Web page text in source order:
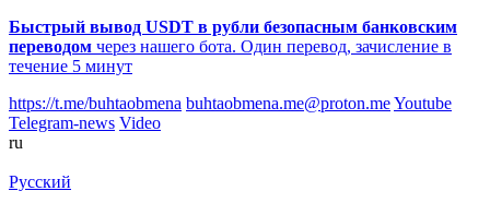
Быстрый вывод USDT в рубли безопасным банковским
переводом через нашего бота. Один перевод, зачисление в
течение 5 минут
https://t.me/buhtaobmena buhtaobmena.me@proton.meYoutube
Telegram-news Video
ru
Русский